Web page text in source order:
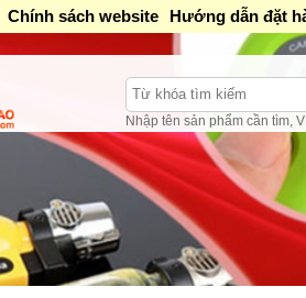
Chính sách website Hướng dẫn đặt
Nhập tên sản phẩm cần tìm,